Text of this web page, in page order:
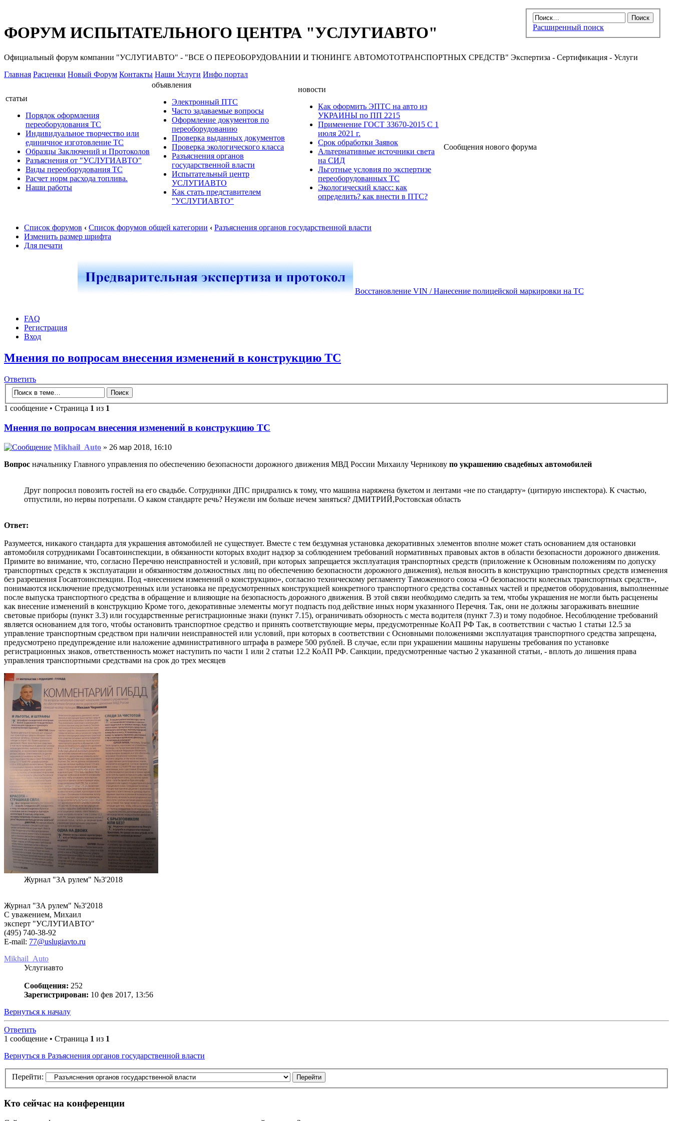
Расширенный поиск
ФОРУМ ИСПЫТАТЕЛЬНОГО ЦЕНТРА "УСЛУГИАВТО"
Официальный форум компании "УСЛУГИАВТО" - "ВСЕ О ПЕРЕОБОРУДОВАНИИ И ТЮНИНГЕ АВТОМОТОТРАНСПОРТНЫХ СРЕДСТВ" Экспертиза - Сертификация - Услуги
Главная Расценки Новый Форум Контакты Наши Услуги Инфо портал
статьи
Порядок оформления
переоборудования ТС
Индивидуальное творчество или
единичное изготовление ТС
Образцы Заключений и Протоколов
Разъяснения от "УСЛУГИАВТО"
Виды переоборудования ТС
Расчет норм расхода топлива.
Наши работы
объявления
Электронный ПТС
Часто задаваемые вопросы
Оформление документов по
переоборудованию
Проверка выданных документов
Проверка экологического класса
Разъяснения органов
государственной власти
Испытательный центр
УСЛУГИАВТО
Как стать представителем
"УСЛУГИАВТО"
новости
Как оформить ЭПТС на авто из
УКРАИНЫ по ПП 2215
Применение ГОСТ 33670-2015 С 1
июля 2021 г.
Срок обработки Заявок
Альтернативные источники света
на СИД
Льготные условия по экспертизе
переоборудованных ТС
Экологический класс: как
определить? как внести в ПТС?
Сообщения нового форума
Список форумов ‹ Список форумов общей категории ‹ Разъяснения органов государственной власти
Изменить размер шрифта
Для печати
Восстановление VIN / Нанесение полицейской маркировки на ТС
FAQ
Регистрация
Вход
Мнения по вопросам внесения изменений в конструкцию ТС
Ответить
1 сообщение • Страница 1 из 1
Мнения по вопросам внесения изменений в конструкцию ТС
Mikhail_Auto » 26 мар 2018, 16:10
Вопрос начальнику Главного управления по обеспечению безопасности дорожного движения МВД России Михаилу Черникову по украшению свадебных автомобилей
Друг попросил повозить гостей на его свадьбе. Сотрудники ДПС придрались к тому, что машина наряжена букетом и лентами «не по стандарту» (цитирую инспектора). К счастью,
отпустили, но нервы потрепали. О каком стандарте речь? Неужели им больше нечем заняться? ДМИТРИЙ,Ростовская область
Ответ:
Разумеется, никакого стандарта для украшения автомобилей не существует. Вместе с тем бездумная установка декоративных элементов вполне может стать основанием для остановки
автомобиля сотрудниками Госавтоинспекции, в обязанности которых входит надзор за соблюдением требований нормативных правовых актов в области безопасности дорожного движения.
Примите во внимание, что, согласно Перечню неисправностей и условий, при которых запрещается эксплуатация транспортных средств (приложение к Основным положениям по допуску
транспортных средств к эксплуатации и обязанностям должностных лиц по обеспечению безопасности дорожного движения), нельзя вносить в конструкцию транспортных средств изменения
без разрешения Госавтоинспекции. Под «внесением изменений о конструкцию», согласно техническому регламенту Таможенного союза «О безопасности колесных транспортных средств»,
понимаются исключение предусмотренных или установка не предусмотренных конструкцией конкретного транспортного средства составных частей и предметов оборудования, выполненные
после выпуска транспортного средства в обращение и влияющие на безопасность дорожного движения. В этой связи необходимо следить за тем, чтобы украшения не могли быть расценены
как внесение изменений в конструкцию Кроме того, декоративные элементы могут подпасть под действие иных норм указанного Перечня. Так, они не должны загораживать внешние
световые приборы (пункт 3.3) или государственные регистрационные знаки (пункт 7.15), ограничивать обзорность с места водителя (пункт 7.3) и тому подобное. Несоблюдение требований
является основанием для того, чтобы остановить транспортное средство и принять соответствующие меры, предусмотренные КоАП РФ Так, в соответствии с частью 1 статьи 12.5 за
управление транспортным средством при наличии неисправностей или условий, при которых в соответствии с Основными положениями эксплуатация транспортного средства запрещена,
предусмотрено предупреждение или наложение административного штрафа в размере 500 рублей. В случае, если при украшении машины нарушены требования по установке
регистрационных знаков, ответственность может наступить по части 1 или 2 статьи 12.2 КоАП РФ. Санкции, предусмотренные частью 2 указанной статьи, - вплоть до лишения права
управления транспортными средствами на срок до трех месяцев
Журнал "ЗА рулем" №3'2018
Журнал "ЗА рулем" №3'2018
С уважением, Михаил
эксперт "УСЛУГИАВТО"
(495) 740-38-92
E-mail: 77@uslugiavto.ru
Mikhail_Auto
Услугиавто
Сообщения: 252
Зарегистрирован: 10 фев 2017, 13:56
Вернуться к началу
Ответить
1 сообщение • Страница 1 из 1
Вернуться в Разъяснения органов государственной власти
Перейти:
Кто сейчас на конференции